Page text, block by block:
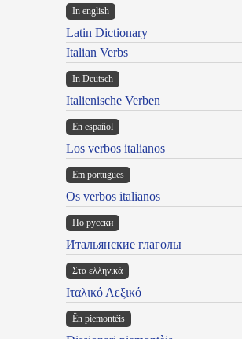
In english
Latin Dictionary
Italian Verbs
In Deutsch
Italienische Verben
En español
Los verbos italianos
Em portugues
Os verbos italianos
По русски
Итальянские глаголы
Στα ελληνικά
Ιταλικό Λεξικό
Ën piemontèis